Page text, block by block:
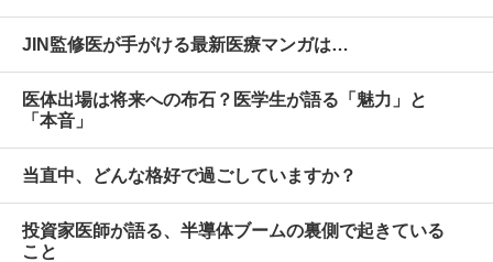
JIN監修医が手がける最新医療マンガは…
医体出場は将来への布石？医学生が語る「魅力」と
「本音」
当直中、どんな格好で過ごしていますか？
投資家医師が語る、半導体ブームの裏側で起きている
こと